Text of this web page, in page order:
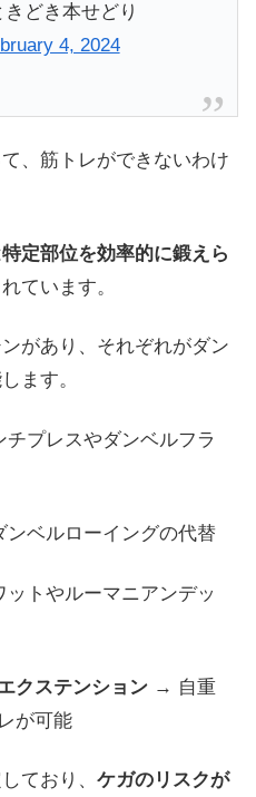
どき本せどり
4, 2024
、筋トレができないわけ
特定部位を効率的に鍛えら
ています。
があり、それぞれがダン
ます。
プレスやダンベルフラ
ベルローイングの代替
トやルーマニアンデッ
クステンション → 自重
が可能
ており、 ケガのリスクが